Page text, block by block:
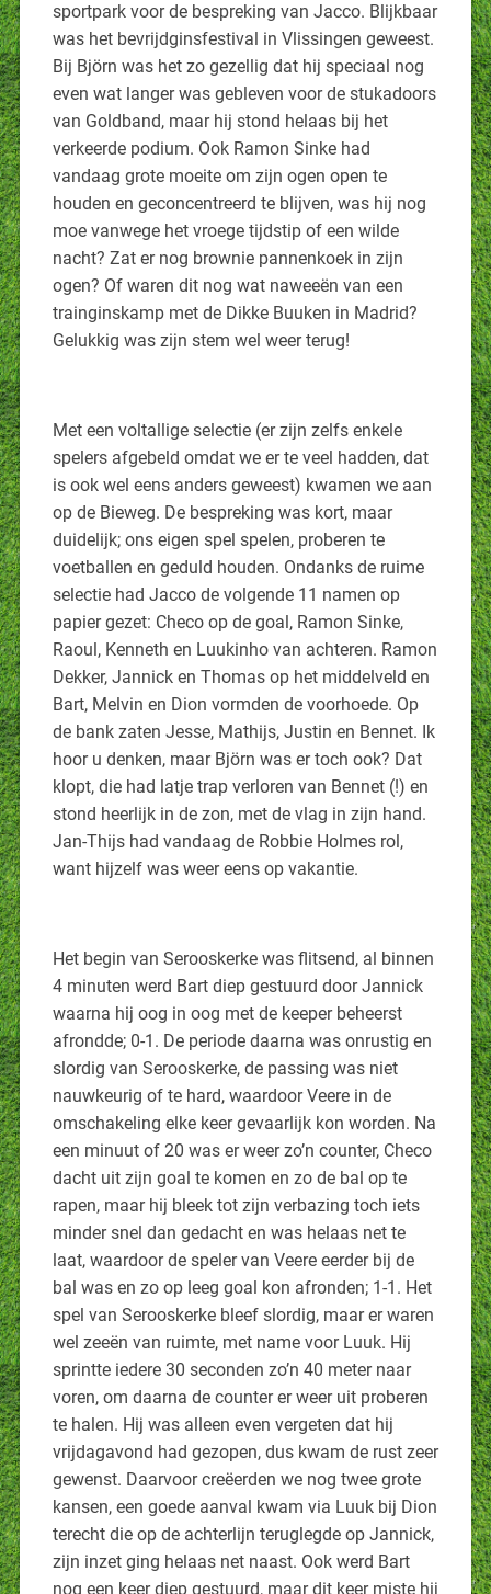
sportpark voor de bespreking van Jacco. Blijkbaar
was het bevrijdginsfestival in Vlissingen geweest.
Bij Björn was het zo gezellig dat hij speciaal nog
even wat langer was gebleven voor de stukadoors
van Goldband, maar hij stond helaas bij het
verkeerde podium. Ook Ramon Sinke had
vandaag grote moeite om zijn ogen open te
houden en geconcentreerd te blijven, was hij nog
moe vanwege het vroege tijdstip of een wilde
nacht? Zat er nog brownie pannenkoek in zijn
ogen? Of waren dit nog wat naweeën van een
trainginskamp met de Dikke Buuken in Madrid?
Gelukkig was zijn stem wel weer terug!
Met een voltallige selectie (er zijn zelfs enkele
spelers afgebeld omdat we er te veel hadden, dat
is ook wel eens anders geweest) kwamen we aan
op de Bieweg. De bespreking was kort, maar
duidelijk; ons eigen spel spelen, proberen te
voetballen en geduld houden. Ondanks de ruime
selectie had Jacco de volgende 11 namen op
papier gezet: Checo op de goal, Ramon Sinke,
Raoul, Kenneth en Luukinho van achteren. Ramon
Dekker, Jannick en Thomas op het middelveld en
Bart, Melvin en Dion vormden de voorhoede. Op
de bank zaten Jesse, Mathijs, Justin en Bennet. Ik
hoor u denken, maar Björn was er toch ook? Dat
klopt, die had latje trap verloren van Bennet (!) en
stond heerlijk in de zon, met de vlag in zijn hand.
Jan-Thijs had vandaag de Robbie Holmes rol,
want hijzelf was weer eens op vakantie.
Het begin van Serooskerke was flitsend, al binnen
4 minuten werd Bart diep gestuurd door Jannick
waarna hij oog in oog met de keeper beheerst
afrondde; 0-1. De periode daarna was onrustig en
slordig van Serooskerke, de passing was niet
nauwkeurig of te hard, waardoor Veere in de
omschakeling elke keer gevaarlijk kon worden. Na
een minuut of 20 was er weer zo’n counter, Checo
dacht uit zijn goal te komen en zo de bal op te
rapen, maar hij bleek tot zijn verbazing toch iets
minder snel dan gedacht en was helaas net te
laat, waardoor de speler van Veere eerder bij de
bal was en zo op leeg goal kon afronden; 1-1. Het
spel van Serooskerke bleef slordig, maar er waren
wel zeeën van ruimte, met name voor Luuk. Hij
sprintte iedere 30 seconden zo’n 40 meter naar
voren, om daarna de counter er weer uit proberen
te halen. Hij was alleen even vergeten dat hij
vrijdagavond had gezopen, dus kwam de rust zeer
gewenst. Daarvoor creëerden we nog twee grote
kansen, een goede aanval kwam via Luuk bij Dion
terecht die op de achterlijn teruglegde op Jannick,
zijn inzet ging helaas net naast. Ook werd Bart
nog een keer diep gestuurd, maar dit keer miste hij